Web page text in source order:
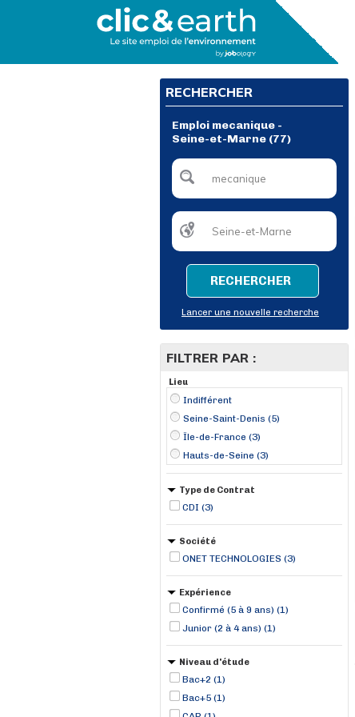
RECHERCHER
Emploi mecanique -
Seine-et-Marne (77)
RECHERCHER
Lancer une nouvelle recherche
FILTRER PAR :
Lieu
Indifférent
Seine-Saint-Denis (5)
Île-de-France (3)
Hauts-de-Seine (3)
Type de Contrat
CDI (3)
Société
ONET TECHNOLOGIES (3)
Expérience
Confirmé (5 à 9 ans) (1)
Junior (2 à 4 ans) (1)
Niveau d'étude
Bac+2 (1)
Bac+5 (1)